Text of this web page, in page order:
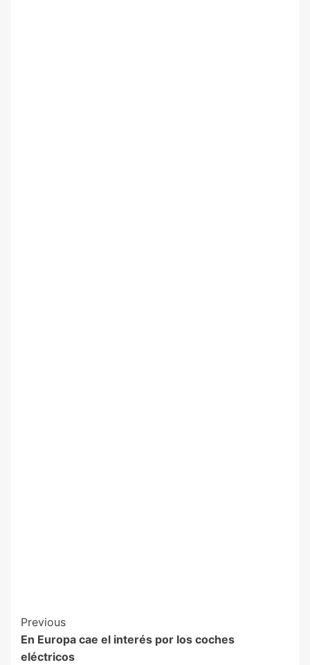
Previous
En Europa cae el interés por los coches
eléctricos